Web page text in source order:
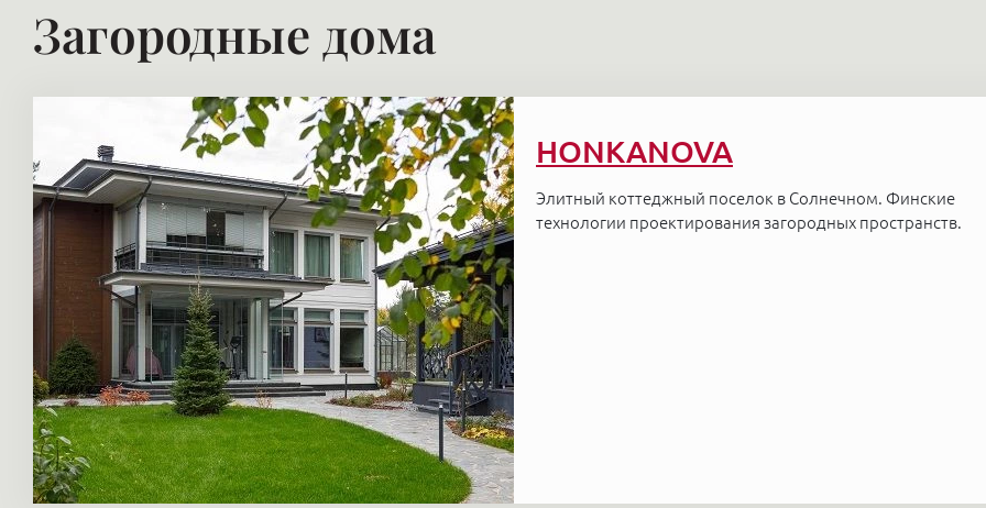
Загородные дома
HONKANOVA
Элитный коттеджный поселок в Солнечном. Финские
технологии проектирования загородных пространств.